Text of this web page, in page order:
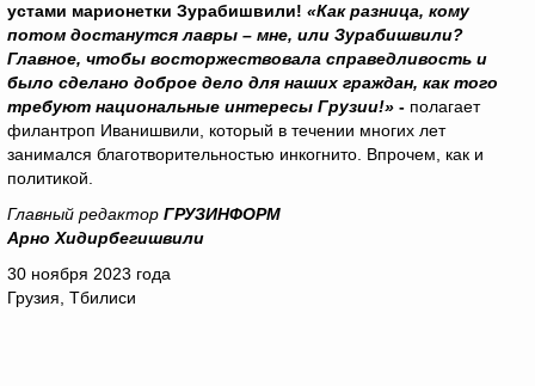
устами марионетки Зурабишвили! «Как разница, кому
потом достанутся лавры – мне, или Зурабишвили?
Главное, чтобы восторжествовала справедливость и
было сделано доброе дело для наших граждан, как того
требуют национальные интересы Грузии!» - полагает
филантроп Иванишвили, который в течении многих лет
занимался благотворительностью инкогнито. Впрочем, как и
политикой.
Главный редактор ГРУЗИНФОРМ
Арно Хидирбегишвили
30 ноября 2023 года
Грузия, Тбилиси